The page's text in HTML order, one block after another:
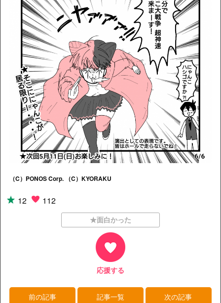
（C）PONOS Corp. （C）KYORAKU
12 112
★面白かった
応援する
前の記事 記事一覧 次の記事